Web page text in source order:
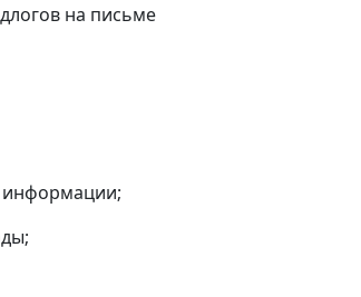
на письме
информации;